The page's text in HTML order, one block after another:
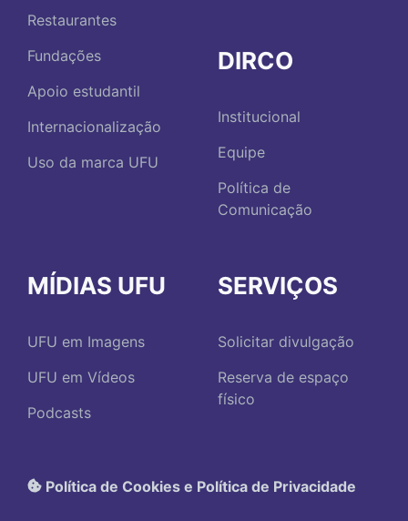
Restaurantes
Fundações
Apoio estudantil
Internacionalização
Uso da marca UFU
DIRCO
Institucional
Equipe
Política de
Comunicação
MÍDIAS UFU
UFU em Imagens
UFU em Vídeos
Podcasts
SERVIÇOS
Solicitar divulgação
Reserva de espaço
físico
Política de Cookies e Política de Privacidade